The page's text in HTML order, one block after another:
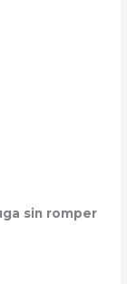
sin romper